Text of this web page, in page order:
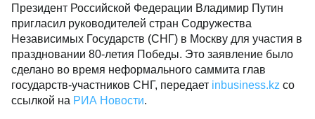
Президент Российской Федерации Владимир Путин
пригласил руководителей стран Содружества
Независимых Государств (СНГ) в Москву для участия в
праздновании 80-летия Победы. Это заявление было
сделано во время неформального саммита глав
государств-участников СНГ, передает inbusiness.kz со
ссылкой на РИА Новости.